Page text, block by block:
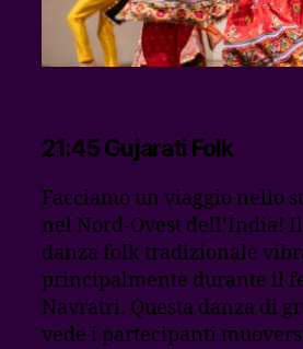
21:45 Gujarati Folk
Facciamo un viaggio nello
nel Nord-Ovest dell’India!
danza folk tradizionale
principalmente durante il
Navratri. Questa danza di
vede i partecipanti